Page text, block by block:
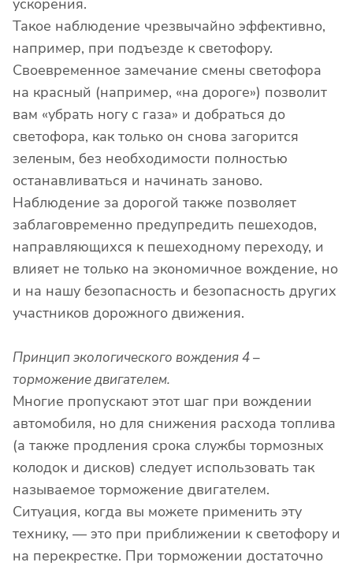
Такое наблюдение чрезвычайно эффективно,
например, при подъезде к светофору.
Своевременное замечание смены светофора
на красный (например, «на дороге») позволит
вам «убрать ногу с газа» и добраться до
светофора, как только он снова загорится
зеленым, без необходимости полностью
останавливаться и начинать заново.
Наблюдение за дорогой также позволяет
заблаговременно предупредить пешеходов,
направляющихся к пешеходному переходу, и
влияет не только на экономичное вождение, но
и на нашу безопасность и безопасность других
участников дорожного движения.
Принцип экологического вождения 4 –
торможение двигателем.
Многие пропускают этот шаг при вождении
автомобиля, но для снижения расхода топлива
(а также продления срока службы тормозных
колодок и дисков) следует использовать так
называемое торможение двигателем.
Ситуация, когда вы можете применить эту
технику, — это при приближении к светофору и
на перекрестке. При торможении достаточно